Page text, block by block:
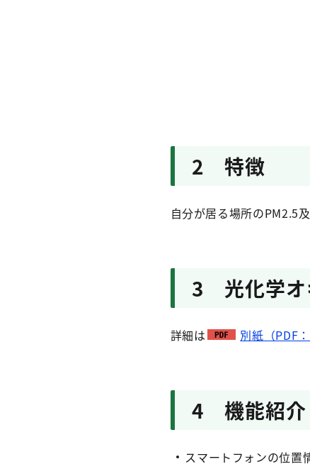
2 特徴
自分が居る場所のPM2.5
3 光化学オ
詳細は 別紙（PDF：
4 機能紹介
スマートフォンの位置